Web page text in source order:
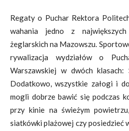
Regaty o Puchar Rektora
wahania jedno z największych
żeglarskich na Mazowszu.
rywalizacja wydziałów o
Warszawskiej w dwóch
Dodatkowo, wszystkie załogi i
mogli dobrze bawić się podczas
przy kinie na świeżym
siatkówki plażowej czy posiedzieć